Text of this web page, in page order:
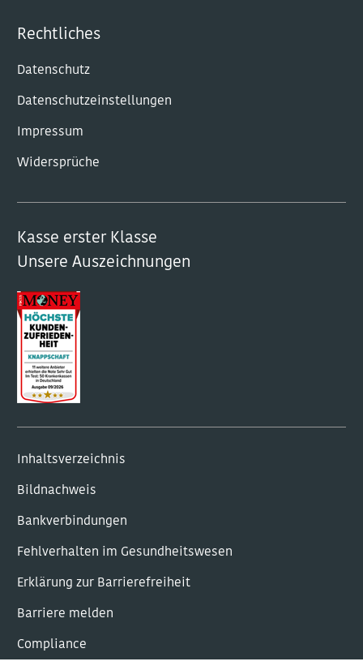
Rechtliches
Datenschutz
Datenschutzeinstellungen
Impressum
Widersprüche
Kasse erster Klasse
Unsere Auszeichnungen
Inhaltsverzeichnis
Bildnachweis
Bankverbindungen
Fehlverhalten im Gesundheitswesen
Erklärung zur Barrierefreiheit
Barriere melden
Com­plian­ce